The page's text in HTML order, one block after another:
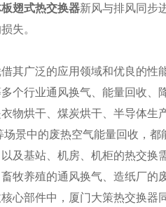
翅式热交换器新风与排风同步
失。
其广泛的应用领域和优良的
个行业通风换气、能量回收
物烘干、煤炭烘干、半导体
景中的废热空气能量回收，
及基站、机房、机柜的热交
牧养殖的通风换气、造纸厂的
心部件中，厦门大策热交换器